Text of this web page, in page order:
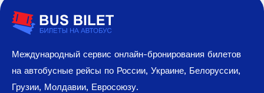
Международный сервис онлайн-бронирования билетов
на автобусные рейсы по России, Украине, Белоруссии,
Грузии, Молдавии, Евросоюзу.